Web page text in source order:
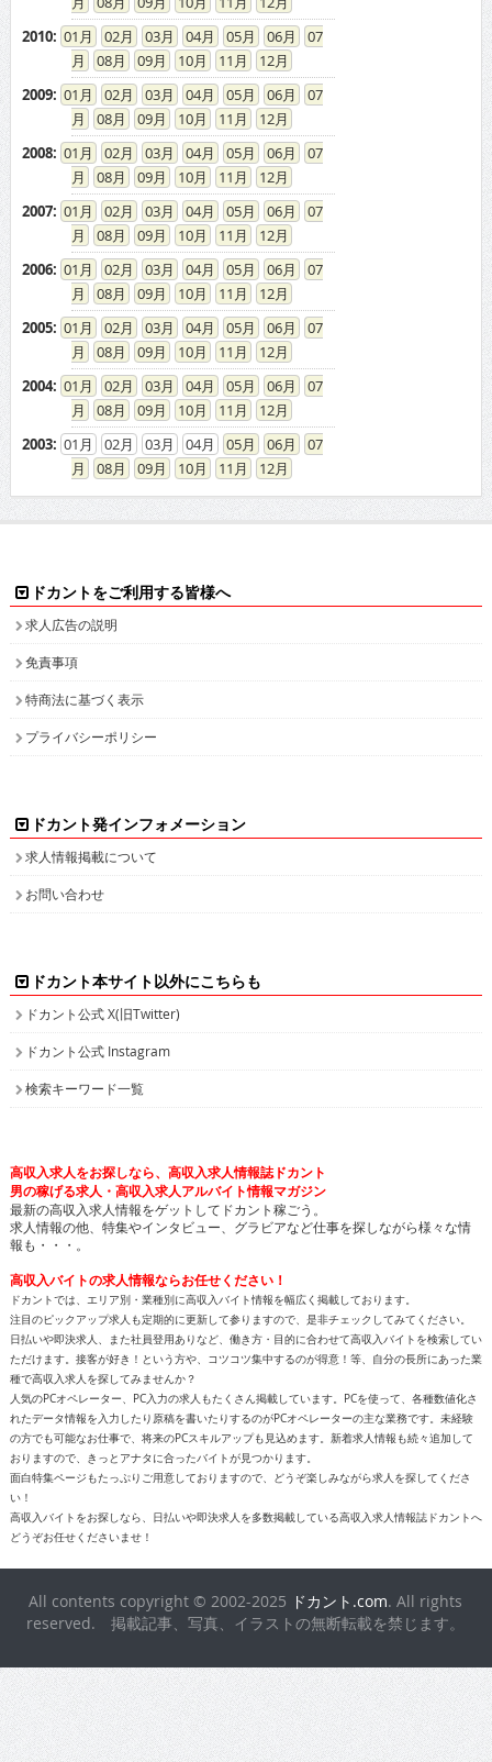
01 02 03 04 05 06
08
09 10 11
12
01 02 03 04 05 06
08
09 10 11
12
01 02 03 04 05 06
08
09 10 11
12
01 02 03 04 05 06
08
09 10 11
12
01 02 03 04 05 06
08
09 10 11
12
01 02 03 04 05 06
08
09 10 11
12
01 02 03 04 05 06
08
09 10 11 12
ドカントをご利用する皆様へ
特商法に基づく表示
プライバシーポリシー
ドカント発インフォメーション
ドカント本サイト以外にこちらも
検索キーワード一覧
高収入求人をお探しなら、高収入求人情報誌ドカント
報も・・・。
高収入バイトの求人情報ならお任せください！
ドカントでは、エリア別・業種別に高収入バイト情報を幅広く掲載しております。
注目のピックアップ求人も定期的に更新して参りますので、是非チェックしてみてください。
日払いや即決求人、また社員登用ありなど、働き方・目的に合わせて高収入バイトを検索してい
ただけます。接客が好き！という方や、コツコツ集中するのが得意！等、自分の長所にあった業
種で高収入求人を探してみませんか？
人気のPCオペレーター、PC入力の求人もたくさん掲載しています。PCを使って、各種数値化さ
れたデータ情報を入力したり原稿を書いたりするのがPCオペレーターの主な業務です。未経験
の方でも可能なお仕事で、将来のPCスキルアップも見込めます。新着求人情報も続々追加して
おりますので、きっとアナタに合ったバイトが見つかります。
面白特集ページもたっぷりご用意しておりますので、どうぞ楽しみながら求人を探してくださ
い！
高収入バイトをお探しなら、日払いや即決求人を多数掲載している高収入求人情報誌ドカントへ
どうぞお任せくださいませ！
All contents copyright © 2002-2025ドカント.com. All rights
reserved. 掲載記事、写真、イラストの無断転載を禁じます。